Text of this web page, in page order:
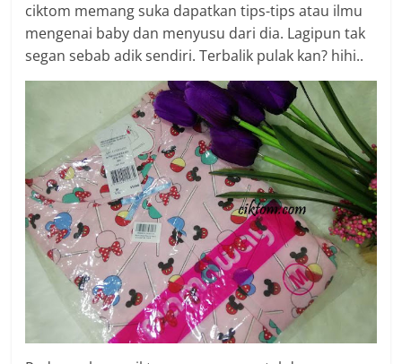
ciktom memang suka dapatkan tips-tips atau ilmu
mengenai baby dan menyusu dari dia. Lagipun tak
segan sebab adik sendiri. Terbalik pulak kan? hihi..